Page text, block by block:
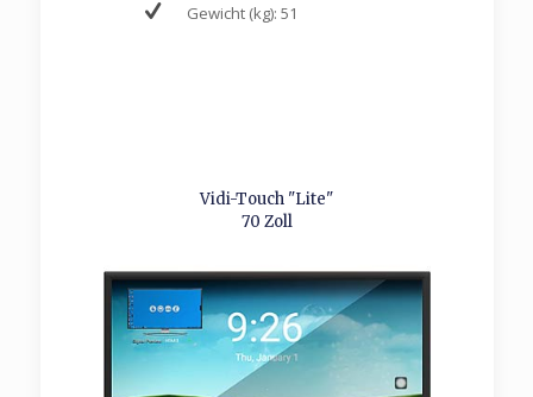
Gewicht (kg): 51
Vidi-Touch "Lite"
70 Zoll